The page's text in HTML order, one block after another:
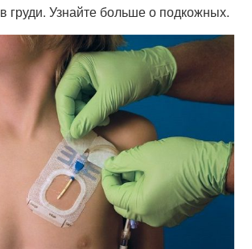
груди. Узнайте больше о подкожных.